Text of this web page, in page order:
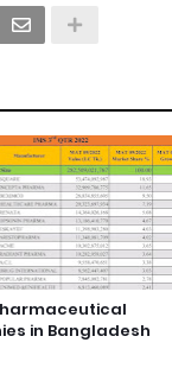
in Bangladesh